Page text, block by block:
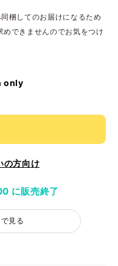
梱してのお届けになるため
できませんのでお気をつけ
only
の方向け
に販売終了
見る